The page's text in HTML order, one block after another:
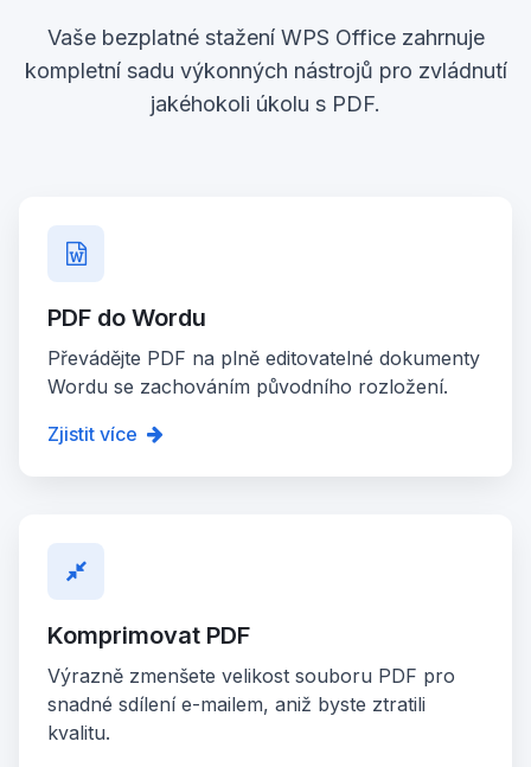
Vaše bezplatné stažení WPS Office zahrnuje
kompletní sadu výkonných nástrojů pro zvládnutí
jakéhokoli úkolu s PDF.
PDF do Wordu
Převádějte PDF na plně editovatelné dokumenty
Wordu se zachováním původního rozložení.
Zjistit více
Komprimovat PDF
Výrazně zmenšete velikost souboru PDF pro
snadné sdílení e-mailem, aniž byste ztratili
kvalitu.